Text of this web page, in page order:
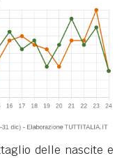
delle nascite e